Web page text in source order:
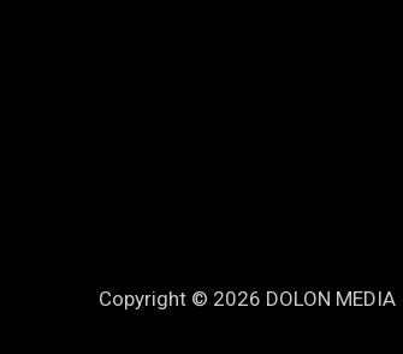
Copyright © 2026 DOLON MEDIA